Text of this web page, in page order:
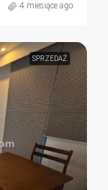
4 miesiące ago
SPRZEDAŻ